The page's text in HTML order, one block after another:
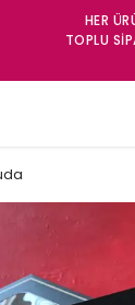
VE
LÜTFEN